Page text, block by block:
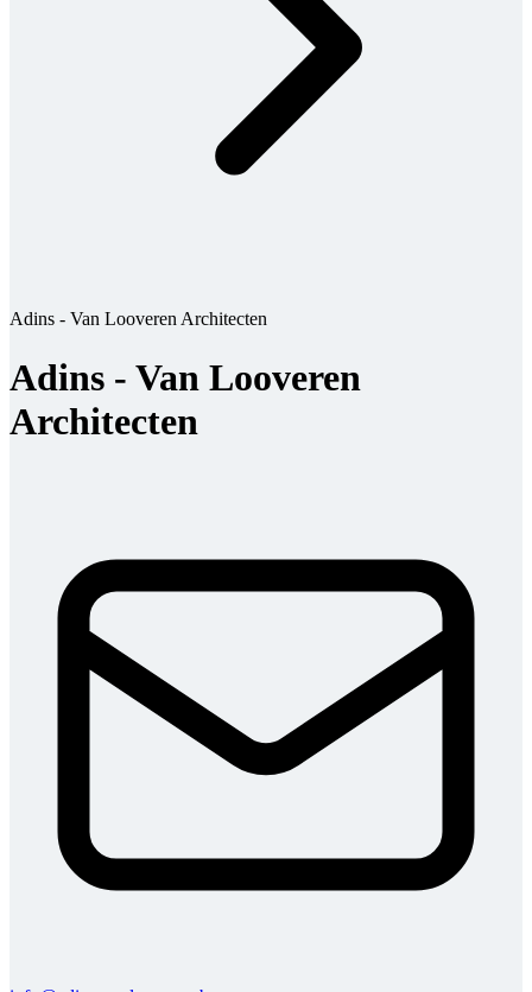
Adins - Van Looveren Architecten
Adins - Van Looveren
Architecten